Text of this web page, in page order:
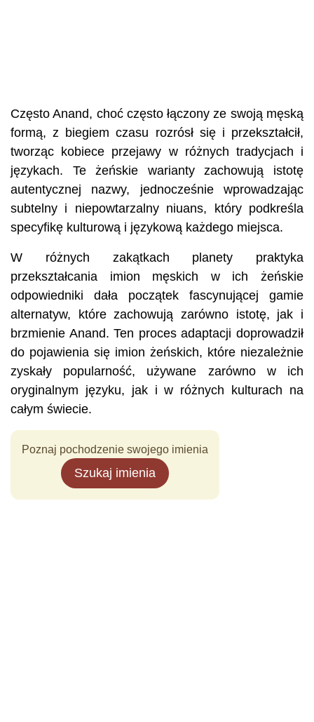
Często Anand, choć często łączony ze swoją męską
formą, z biegiem czasu rozrósł się i przekształcił,
tworząc kobiece przejawy w różnych tradycjach i
językach. Te żeńskie warianty zachowują istotę
autentycznej nazwy, jednocześnie wprowadzając
subtelny i niepowtarzalny niuans, który podkreśla
specyfikę kulturową i językową każdego miejsca.
W różnych zakątkach planety praktyka
przekształcania imion męskich w ich żeńskie
odpowiedniki dała początek fascynującej gamie
alternatyw, które zachowują zarówno istotę, jak i
brzmienie Anand. Ten proces adaptacji doprowadził
do pojawienia się imion żeńskich, które niezależnie
zyskały popularność, używane zarówno w ich
oryginalnym języku, jak i w różnych kulturach na
całym świecie.
Poznaj pochodzenie swojego imienia
Szukaj imienia